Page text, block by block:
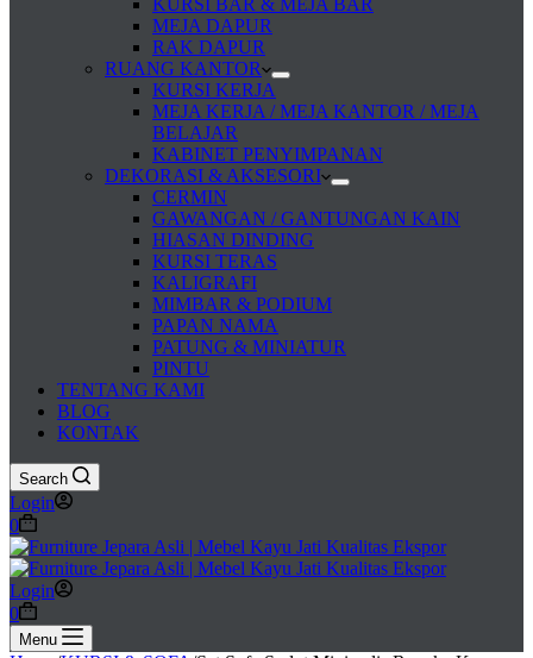
KURSI BAR & MEJA BAR
MEJA DAPUR
RAK DAPUR
RUANG KANTOR
KURSI KERJA
MEJA KERJA / MEJA KANTOR / MEJA
BELAJAR
KABINET PENYIMPANAN
DEKORASI & AKSESORI
CERMIN
GAWANGAN / GANTUNGAN KAIN
HIASAN DINDING
KURSI TERAS
KALIGRAFI
MIMBAR & PODIUM
PAPAN NAMA
PATUNG & MINIATUR
PINTU
TENTANG KAMI
BLOG
KONTAK
Search
Login
Shopping
cart
0
Login
Shopping
cart
0
Menu